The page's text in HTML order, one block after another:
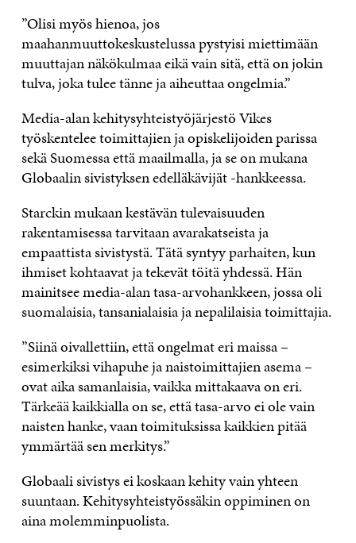
”Olisi myös hienoa, jos
maahanmuuttokeskustelussa pystyisi miettimään
muuttajan näkökulmaa eikä vain sitä, että on jokin
tulva, joka tulee tänne ja aiheuttaa ongelmia.”
Media-alan kehitysyhteistyöjärjestö Vikes
työskentelee toimittajien ja opiskelijoiden parissa
sekä Suomessa että maailmalla, ja se on mukana
Globaalin sivistyksen edelläkävijät -hankkeessa.
Starckin mukaan kestävän tulevaisuuden
rakentamisessa tarvitaan avarakatseista ja
empaattista sivistystä. Tätä syntyy parhaiten, kun
ihmiset kohtaavat ja tekevät töitä yhdessä. Hän
mainitsee media-alan tasa-arvohankkeen, jossa oli
suomalaisia, tansanialaisia ja nepalilaisia toimittajia.
”Siinä oivallettiin, että ongelmat eri maissa –
esimerkiksi vihapuhe ja naistoimittajien asema –
ovat aika samanlaisia, vaikka mittakaava on eri.
Tärkeää kaikkialla on se, että tasa-arvo ei ole vain
naisten hanke, vaan toimituksissa kaikkien pitää
ymmärtää sen merkitys.”
Globaali sivistys ei koskaan kehity vain yhteen
suuntaan. Kehitysyhteistyössäkin oppiminen on
aina molemminpuolista.